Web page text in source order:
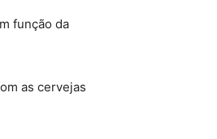
função da
as cervejas